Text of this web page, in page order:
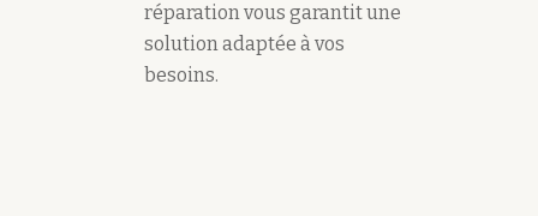
réparation vous garantit une
solution adaptée à vos
besoins.